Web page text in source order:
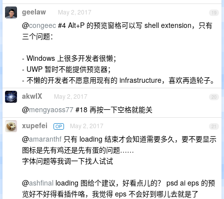
19
geelaw May 2, 2017
@congeec #4 Alt+P 的预览窗格可以写 shell extension，只有
三个问题：
- Windows 上很多开发者很懒；
- UWP 暂时不能提供预览器；
- 不懒的开发者不愿意用现有的 infrastructure，喜欢再造轮子。
20
akwIX May 2, 2017
@mengyaoss77 #18 再按一下空格就能关
21
xupefei OP May 2, 2017
@amaranthf 只有 loading 结束才会知道需要多久，要不要显示
图标是先有鸡还是先有蛋的问题……
字体问题等我调一下找人试试
@ashfinal loading 图给个建议，好看点儿的？ psd ai eps 的预
览好不好得看插件咯，我觉得 eps 不会好到哪儿去就是了